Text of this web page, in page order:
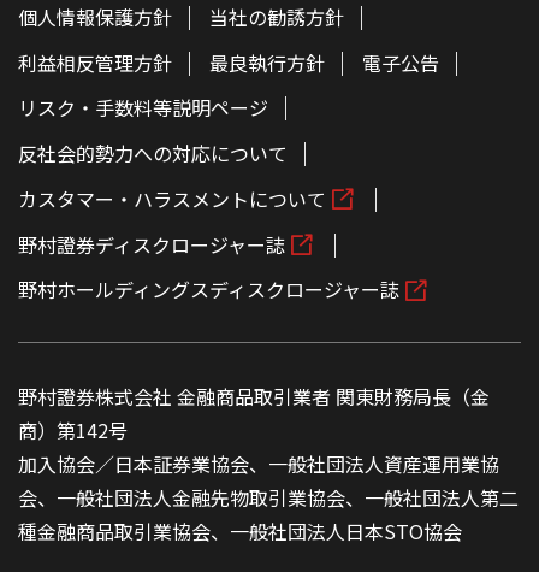
個人情報保護方針
当社の勧誘方針
利益相反管理方針
最良執行方針
電子公告
リスク・手数料等説明ページ
反社会的勢力への対応について
カスタマー・ハラスメントについて
野村證券ディスクロージャー誌
野村ホールディングスディスクロージャー誌
野村證券株式会社 金融商品取引業者 関東財務局長（金
商）第142号
加入協会／日本証券業協会、一般社団法人資産運用業協
会、一般社団法人金融先物取引業協会、一般社団法人第二
種金融商品取引業協会、一般社団法人日本STO協会